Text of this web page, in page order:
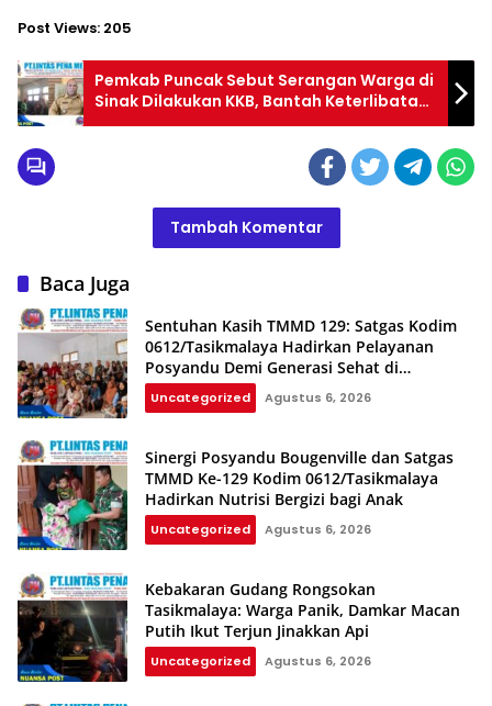
Post Views: 205
Pemkab Puncak Sebut Serangan Warga di
Sinak Dilakukan KKB, Bantah Keterlibatan
Aparat
Tambah Komentar
Baca Juga
Sentuhan Kasih TMMD 129: Satgas Kodim
0612/Tasikmalaya Hadirkan Pelayanan
Posyandu Demi Generasi Sehat di
Parungponteng
Uncategorized Agustus 6, 2026
Sinergi Posyandu Bougenville dan Satgas
TMMD Ke-129 Kodim 0612/Tasikmalaya
Hadirkan Nutrisi Bergizi bagi Anak
Uncategorized Agustus 6, 2026
Kebakaran Gudang Rongsokan
Tasikmalaya: Warga Panik, Damkar Macan
Putih Ikut Terjun Jinakkan Api
Uncategorized Agustus 6, 2026